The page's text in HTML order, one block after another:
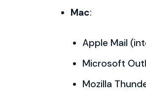
Mac:
Apple Mail
Microsoft
Mozilla